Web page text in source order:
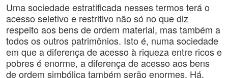
Uma sociedade estratificada nesses termos terá o
acesso seletivo e restritivo não só no que diz
respeito aos bens de ordem material, mas também a
todos os outros patrimônios. Isto é, numa sociedade
em que a diferença de acesso à riqueza entre ricos e
pobres é enorme, a diferença de acesso aos bens
de ordem simbólica também serão enormes. Há,